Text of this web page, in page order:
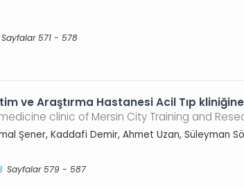
Sayfalar 571 - 578
ve Araştırma Hastanesi Acil Tıp
clinic of Mersin City Training and
Şener, Kaddafi Demir, Ahmet Uzan, Süleyman
Sayfalar 579 - 587